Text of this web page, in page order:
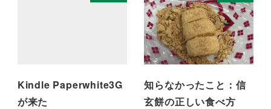
Kindle Paperwhite3G
が来た
知らなかったこと：信
玄餅の正しい食べ方